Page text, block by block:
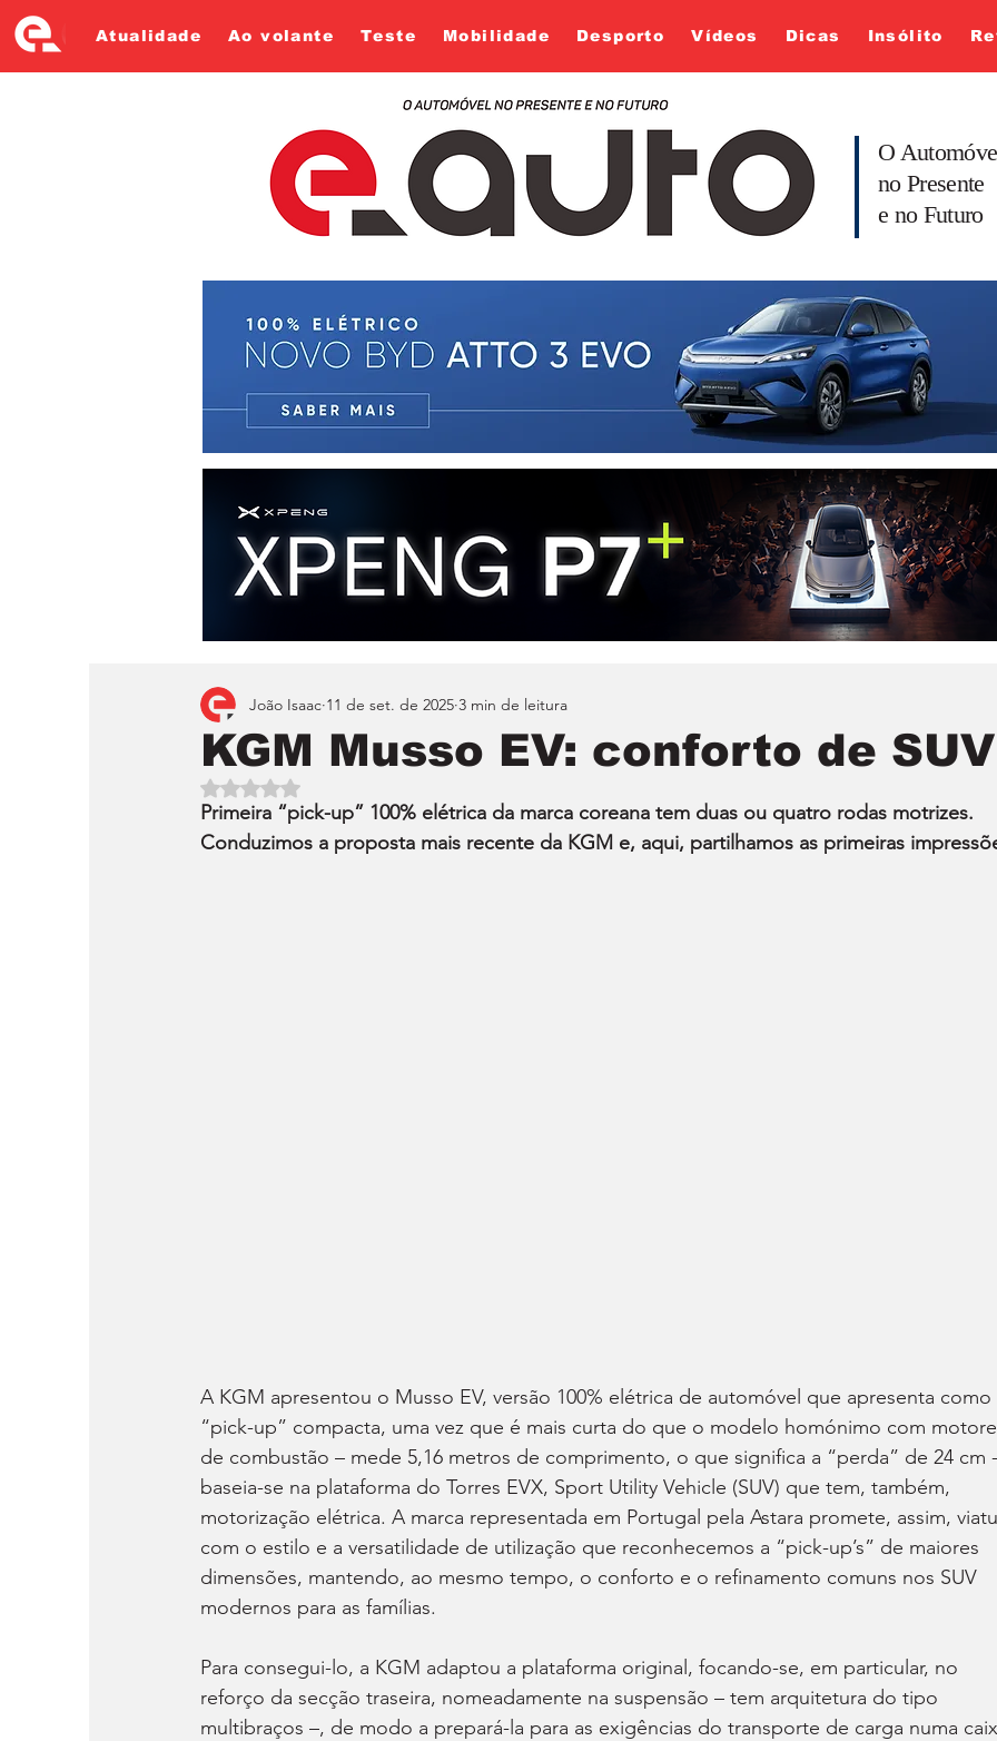
Atualidade Ao volante Teste Mobilidade Desporto Vídeos Dicas Insólito
O
no Presente
e no Futuro
KGM Musso EV: conforto de SUV
João Isaac 11 de set. de 2025 3 min de leitura
Avaliado com NaN de 5 estrelas.
Primeira “pick-up” 100% elétrica da marca coreana tem duas ou quatro rodas motrizes.
Conduzimos a proposta mais recente da KGM e, aqui, partilhamos as primeiras
A KGM apresentou o Musso EV, versão 100% elétrica de automóvel que apresenta como
“pick-up” compacta, uma vez que é mais curta do que o modelo homónimo com
de combustão – mede 5,16 metros de comprimento, o que significa a “perda” de 24 cm
baseia-se na plataforma do Torres EVX, Sport Utility Vehicle (SUV) que tem, também,
motorização elétrica. A marca representada em Portugal pela Astara promete, assim,
com o estilo e a versatilidade de utilização que reconhecemos a “pick-up’s” de maiores
dimensões, mantendo, ao mesmo tempo, o conforto e o refinamento comuns nos SUV
modernos para as famílias.
Para consegui-lo, a KGM adaptou a plataforma original, focando-se, em particular, no
reforço da secção traseira, nomeadamente na suspensão – tem arquitetura do tipo
multibraços –, de modo a prepará-la para as exigências do transporte de carga numa